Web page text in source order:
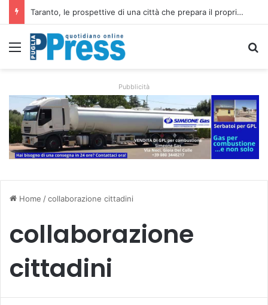
La costa di Taranto, dalle isole Cheradi ai percorsi dello Ionio
Menu
Pubblicità
Home /collaborazione cittadini
collaborazione
cittadini